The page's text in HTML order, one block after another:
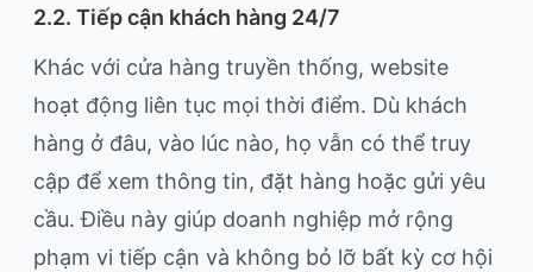
2.2. Tiếp cận khách hàng 24/7
Khác với cửa hàng truyền thống, website
hoạt động liên tục mọi thời điểm. Dù khách
hàng ở đâu, vào lúc nào, họ vẫn có thể truy
cập để xem thông tin, đặt hàng hoặc gửi yêu
cầu. Điều này giúp doanh nghiệp mở rộng
phạm vi tiếp cận và không bỏ lỡ bất kỳ cơ hội